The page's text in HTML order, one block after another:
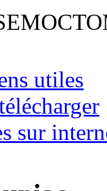
utiles
sur